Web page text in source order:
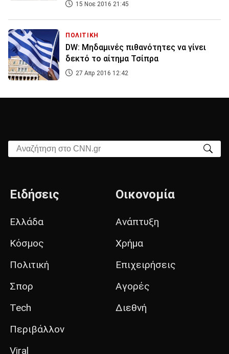
15 Νοε 2016 21:45
ΠΟΛΙΤΙΚΗ
DW: Μηδαμινές πιθανότητες να γίνει
δεκτό το αίτημα Τσίπρα
27 Απρ 2016 12:42
Αναζήτηση στο CNN.gr
Ειδήσεις
Ελλάδα
Κόσμος
Πολιτική
Σπορ
Tech
Περιβάλλον
Viral
Οικονομία
Ανάπτυξη
Χρήμα
Επιχειρήσεις
Αγορές
Διεθνή